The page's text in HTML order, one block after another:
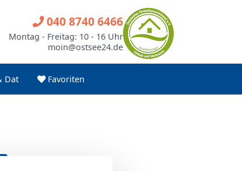
Dat Favoriten
040 8740 6466
Montag - Freitag: 10 - 16 Uhr
moin@ostsee24.de